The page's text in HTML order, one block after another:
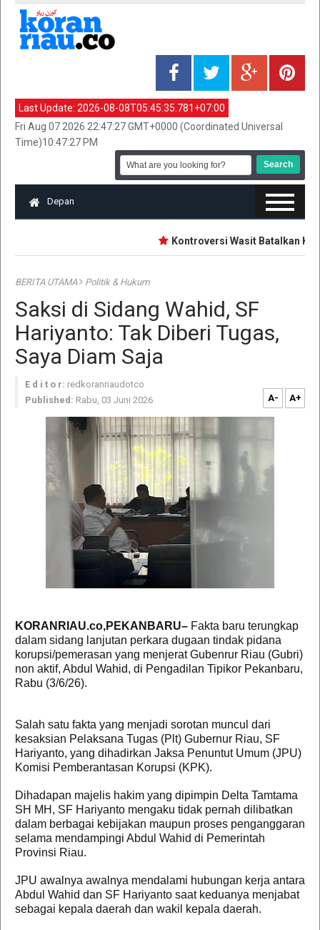
Last Update: 2026-08-08T05:45:35.781+07:00
Fri Aug 07 2026 22:47:27 GMT+0000 (Coordinated Universal
Time)10:47:27 PM
Depan
Kontroversi Wasit Batalkan Kartu
BERITA UTAMA Politik & Hukum
Saksi di Sidang Wahid, SF
Hariyanto: Tak Diberi Tugas,
Saya Diam Saja
E d i t o r: redkoranriaudotco
Published: Rabu, 03 Juni 2026 A- A+
KORANRIAU.co,PEKANBARU– Fakta baru terungkap
dalam sidang lanjutan perkara dugaan tindak pidana
korupsi/pemerasan yang menjerat Gubenrur Riau (Gubri)
non aktif, Abdul Wahid, di Pengadilan Tipikor Pekanbaru,
Rabu (3/6/26).
Salah satu fakta yang menjadi sorotan muncul dari
kesaksian Pelaksana Tugas (Plt) Gubernur Riau, SF
Hariyanto, yang dihadirkan Jaksa Penuntut Umum (JPU)
Komisi Pemberantasan Korupsi (KPK).
Dihadapan majelis hakim yang dipimpin Delta Tamtama
SH MH, SF Hariyanto mengaku tidak pernah dilibatkan
dalam berbagai kebijakan maupun proses penganggaran
selama mendampingi Abdul Wahid di Pemerintah
Provinsi Riau.
JPU awalnya awalnya mendalami hubungan kerja antara
Abdul Wahid dan SF Hariyanto saat keduanya menjabat
sebagai kepala daerah dan wakil kepala daerah.